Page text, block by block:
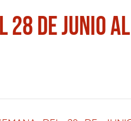
28 DE JUNIO AL